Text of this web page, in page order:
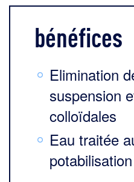
bénéfices
Elimination
suspension
colloïdales
Eau traitée